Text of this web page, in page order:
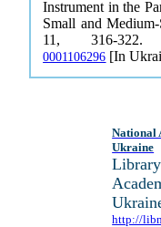
Instrument in the
Small and Medium-
11, 316-
0001106296 [In
National
Ukraine
http://